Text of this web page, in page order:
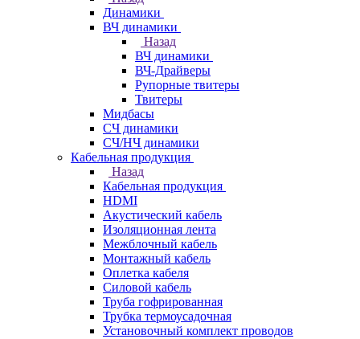
Динамики
ВЧ динамики
Назад
ВЧ динамики
ВЧ-Драйверы
Рупорные твитеры
Твитеры
Мидбасы
СЧ динамики
СЧ/НЧ динамики
Кабельная продукция
Назад
Кабельная продукция
HDMI
Акустический кабель
Изоляционная лента
Межблочный кабель
Монтажный кабель
Оплетка кабеля
Силовой кабель
Труба гофрированная
Трубка термоусадочная
Установочный комплект проводов